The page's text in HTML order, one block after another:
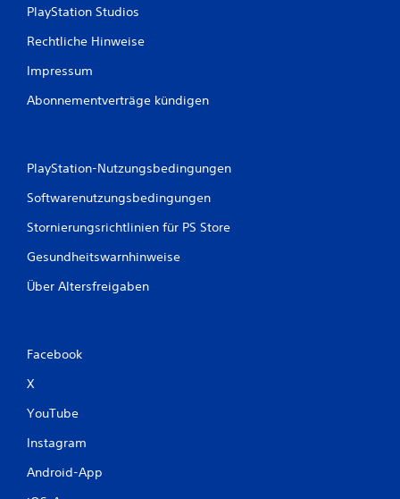
PlayStation Studios
Rechtliche Hinweise
Impressum
Abonnementverträge kündigen
PlayStation-Nutzungsbedingungen
Softwarenutzungsbedingungen
Stornierungsrichtlinien für PS Store
Gesundheitswarnhinweise
Über Altersfreigaben
Facebook
X
YouTube
Instagram
Android-App